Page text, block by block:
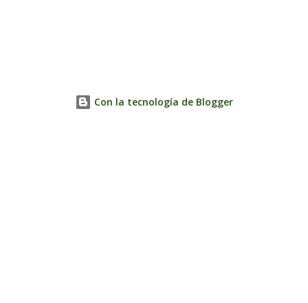
Con la tecnología de Blogger